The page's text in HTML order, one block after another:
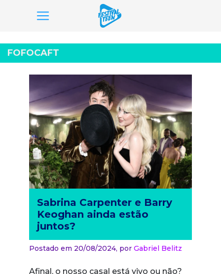
para
o
conteúdo
FOFOCAFT
Sabrina Carpenter e Barry
Keoghan ainda estão
juntos?
Postado em 20/08/2024, por Gabriel Belitz
Afinal, o nosso casal está vivo ou não?